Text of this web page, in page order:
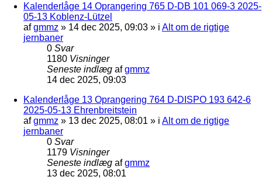
Kalenderlåge 14 Oprangering 765 D-DB 101 069-3 2025-
05-13 Koblenz-Lützel
afgmmz » 14 dec 2025, 09:03 » i Alt om de rigtige
jernbaner
0 Svar
1180 Visninger
Seneste indlæg afgmmz
14 dec 2025, 09:03
Kalenderlåge 13 Oprangering 764 D-DISPO 193 642-6
2025-05-13 Ehrenbreitstein
afgmmz » 13 dec 2025, 08:01 » i Alt om de rigtige
jernbaner
0 Svar
1179 Visninger
Seneste indlæg afgmmz
13 dec 2025, 08:01